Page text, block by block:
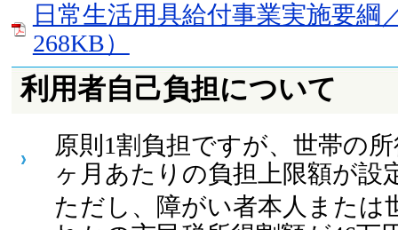
日常生活用具給付事業実施要綱
268KB）
利用者自己負担について
原則1割負担ですが、世帯の
ヶ月あたりの負担上限額が設
ただし、障がい者本人または